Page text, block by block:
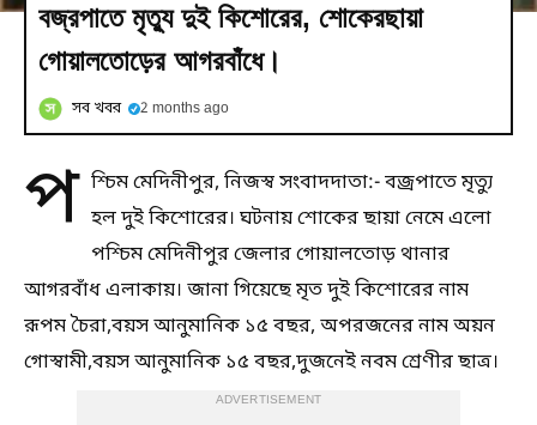
বজ্রপাতে মৃত্যু দুই কিশোরের, শোকেরছায়া
গোয়ালতোড়ের আগরবাঁধে।
সব খবর 2 months ago
প শ্চিম মেদিনীপুর, নিজস্ব সংবাদদাতা:- বজ্রপাতে মৃত্যু
হল দুই কিশোরের। ঘটনায় শোকের ছায়া নেমে এলো
পশ্চিম মেদিনীপুর জেলার গোয়ালতোড় থানার
আগরবাঁধ এলাকায়। জানা গিয়েছে মৃত দুই কিশোরের নাম
রূপম চৈরা,বয়স আনুমানিক ১৫ বছর, অপরজনের নাম অয়ন
গোস্বামী,বয়স আনুমানিক ১৫ বছর,দুজনেই নবম শ্রেণীর ছাত্র।
ADVERTISEMENT